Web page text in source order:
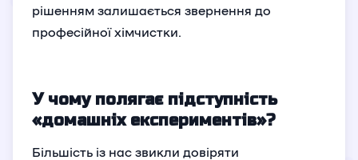
рішенням залишається звернення до
професійної хімчистки.
У чому полягає підступність
«домашніх експериментів»?
Більшість із нас звикли довіряти